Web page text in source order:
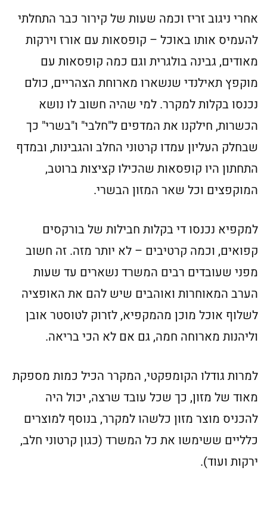
אחרי ניגוב זריז וכמה שעות של קירור כבר התחלתי
להעמיס אותו באוכל – קופסאות עם אורז וירקות
מאודים, גבינה בולגרית וגם כמה קופסאות עם
מוקפץ תאילנדי שנשארו מארוחת הצהריים, כולם
נכנסו בקלות למקרר. למי שהיה חשוב לו נושא
הכשרות, חילקנו את המדפים ל"חלבי" ו"בשרי" כך
שבחלק העליון עמדו קרטוני החלב והגבינות, ובמדף
התחתון היו קופסאות שהכילו קציצות ברוטב,
המוקפצים וכל שאר המזון הבשרי.
למקפיא נכנסו די בקלות חבילות של בורקסים
קפואים, וכמה קרטיבים – לא יותר מזה. זה חשוב
מפני שעובדים רבים המשרד נשארים עד שעות
הערב המאוחרות ואוהבים שיש להם את האופציה
לשלוף אוכל מוכן מהמקפיא, לזרוק לטוסטר אובן
וליהנות מארוחה חמה, גם אם לא הכי בריאה.
למרות גודלו הקומפקטי, המקרר הכיל כמות מספקת
מאוד של מזון, כך שכל עובד שרצה, יכול היה
להכניס מוצר מזון כלשהו למקרר, בנוסף למוצרים
כלליים ששימשו את כל המשרד (כגון קרטוני חלב,
ירקות ועוד).